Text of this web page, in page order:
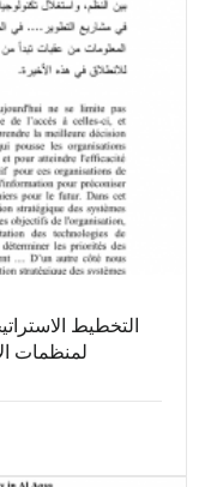
التخطيط
لمنظمات